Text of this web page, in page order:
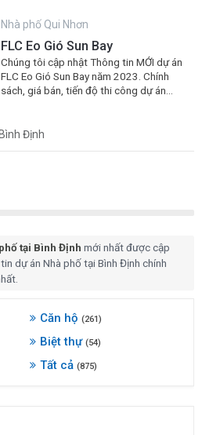
Nhà phố Qui Nhơn
FLC Eo Gió Sun Bay
Chúng tôi cập nhật Thông tin MỚI dự án
FLC Eo Gió Sun Bay năm 2023. Chính
sách, giá bán, tiến độ thi công dự án
Định
tại Bình Định mới nhất được cập
dự án Nhà phố tại Bình Định chính
Căn hộ(261)
Biệt thự(54)
Tất cả(875)